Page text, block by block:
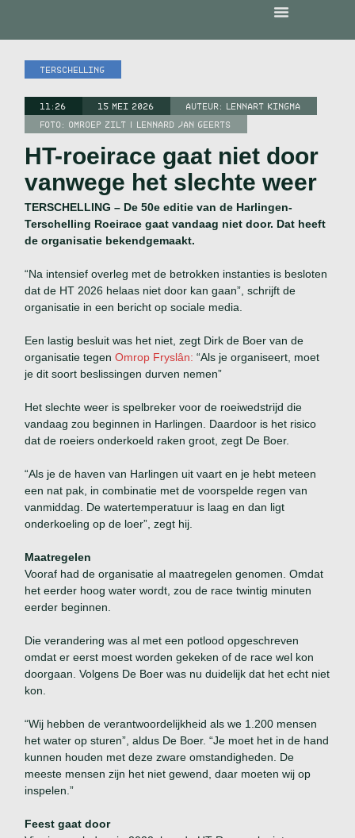
TERSCHELLING
11:26 15 MEI 2026 AUTEUR:LENNART KINGMA
FOTO: OMROEP ZILT | LENNARD JAN GEERTS
HT-roeirace gaat niet door
vanwege het slechte weer
TERSCHELLING – De 50e editie van de Harlingen-
Terschelling Roeirace gaat vandaag niet door. Dat heeft
de organisatie bekendgemaakt.
“Na intensief overleg met de betrokken instanties is besloten
dat de HT 2026 helaas niet door kan gaan”, schrijft de
organisatie in een bericht op sociale media.
Een lastig besluit was het niet, zegt Dirk de Boer van de
organisatie tegenOmrop Fryslân: “Als je organiseert, moet
je dit soort beslissingen durven nemen”
Het slechte weer is spelbreker voor de roeiwedstrijd die
vandaag zou beginnen in Harlingen. Daardoor is het risico
dat de roeiers onderkoeld raken groot, zegt De Boer.
“Als je de haven van Harlingen uit vaart en je hebt meteen
een nat pak, in combinatie met de voorspelde regen van
vanmiddag. De watertemperatuur is laag en dan ligt
onderkoeling op de loer”, zegt hij.
Maatregelen
Vooraf had de organisatie al maatregelen genomen. Omdat
het eerder hoog water wordt, zou de race twintig minuten
eerder beginnen.
Die verandering was al met een potlood opgeschreven
omdat er eerst moest worden gekeken of de race wel kon
doorgaan. Volgens De Boer was nu duidelijk dat het echt niet
kon.
“Wij hebben de verantwoordelijkheid als we 1.200 mensen
het water op sturen”, aldus De Boer. “Je moet het in de hand
kunnen houden met deze zware omstandigheden. De
meeste mensen zijn het niet gewend, daar moeten wij op
inspelen.”
Feest gaat door